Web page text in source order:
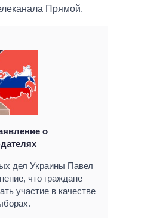
Прямой.
о
дел Украины Павел
что граждане
участие в качестве